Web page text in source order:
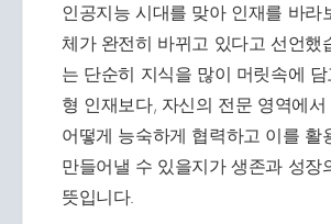
인공지능 시대를 맞아 인재를 바라
체가 완전히 바뀌고 있다고 선언했
는 단순히 지식을 많이 머릿속에
형 인재보다, 자신의 전문 영역에
어떻게 능숙하게 협력하고 이를 활
만들어낼 수 있을지가 생존과 성장
뜻입니다.